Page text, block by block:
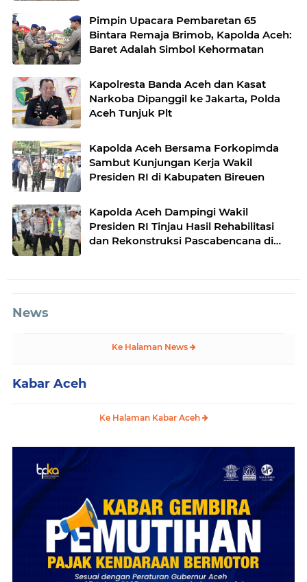
Pimpin Upacara Pembaretan 65
Bintara Remaja Brimob, Kapolda Aceh:
Baret Adalah Simbol Kehormatan
Kapolresta Banda Aceh dan Kasat
Narkoba Dipanggil ke Jakarta, Polda
Aceh Tunjuk Plt
Kapolda Aceh Bersama Forkopimda
Sambut Kunjungan Kerja Wakil
Presiden RI di Kabupaten Bireuen
Kapolda Aceh Dampingi Wakil
Presiden RI Tinjau Hasil Rehabilitasi
dan Rekonstruksi Pascabencana di
News
Ke Halaman News
Kabar Aceh
Ke Halaman Kabar Aceh